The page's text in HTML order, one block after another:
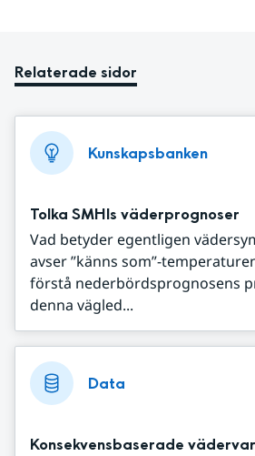
Relaterade sidor
Kunskapsbanken
Tolka SMHIs väderprognoser
Vad betyder egentligen
avser ”känns som”-
förstå nederbördsprognosens
denna vägled...
Data
Konsekvensbaserade